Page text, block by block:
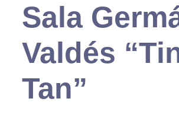
Sala
Valdés
Tan”